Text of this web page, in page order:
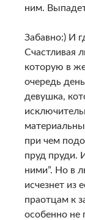
ним.
Забавно:) И
Счастливая
которую в
очередь
девушка,
при чем
пруд пруди.
ними”. Но в
исчезнет из
праотцам к
особенно не